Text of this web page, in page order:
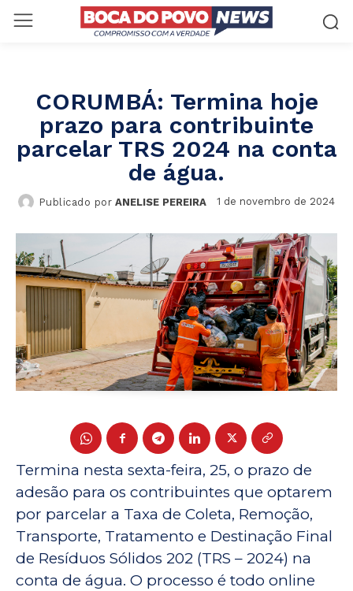
CORUMBÁ: Termina hoje
prazo para contribuinte
parcelar TRS 2024 na conta
de água.
Publicado por ANELISE PEREIRA 1 de novembro de 2024
Termina nesta sexta-feira, 25, o prazo de
adesão para os contribuintes que optarem
por parcelar a Taxa de Coleta, Remoção,
Transporte, Tratamento e Destinação Final
de Resíduos Sólidos 202 (TRS – 2024) na
conta de água. O processo é todo online